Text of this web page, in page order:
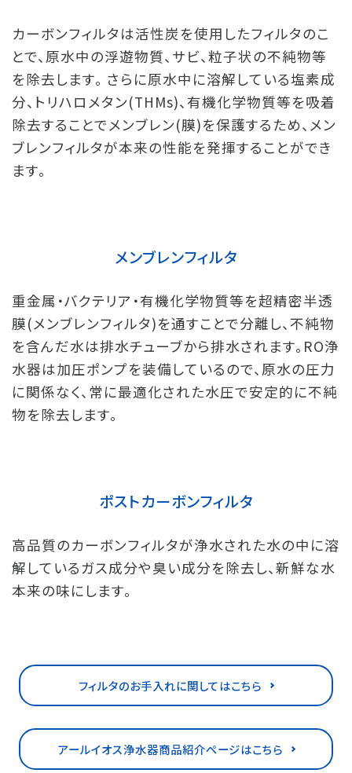
カーボンフィルタは活性炭を使用したフィルタのこ
とで、原水中の浮遊物質、サビ、粒子状の不純物等
を除去します。 さらに原水中に溶解している塩素成
分、トリハロメタン(THMs)、有機化学物質等を吸着
除去することでメンブレン(膜)を保護するため、メン
ブレンフィルタが本来の性能を発揮することができ
ます。
メンブレンフィルタ
重金属・バクテリア・有機化学物質等を超精密半透
膜(メンブレンフィルタ)を通すことで分離し、不純物
を含んだ水は排水チューブから排水されます。RO浄
水器は加圧ポンプを装備しているので、原水の圧力
に関係なく、常に最適化された水圧で安定的に不純
物を除去します。
ポストカーボンフィルタ
高品質のカーボンフィルタが浄水された水の中に溶
解しているガス成分や臭い成分を除去し、新鮮な水
本来の味にします。
フィルタのお手入れに関してはこちら
アールイオス浄水器商品紹介ページはこちら